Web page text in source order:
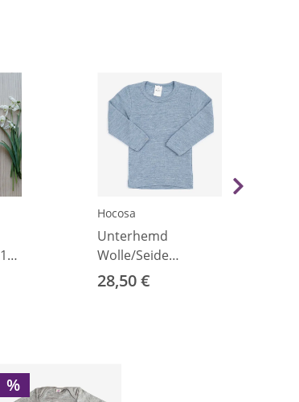
Hocosa
Unterhemd
Wolle/Seide
jeansblau 92
28,50 €
%